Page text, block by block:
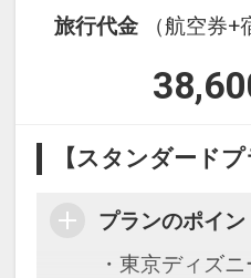
旅行代金
（航空券
【スタンダード
プランのポイン
・東京ディズ